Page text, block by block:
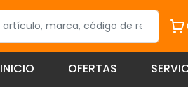
INICIO OFERTAS